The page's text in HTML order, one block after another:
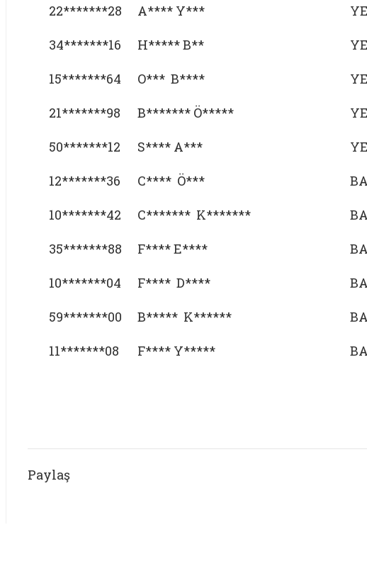
22*******28
A**** Y***
34*******16
H***** B**
15*******64
O*** B****
21*******98
B******* Ö*****
50*******12
S**** A***
12*******36
C**** Ö***
10*******42
C******* K*******
35*******88
F**** E****
10*******04
F**** D****
59*******00
B***** K******
11*******08
F**** Y*****
Paylaş